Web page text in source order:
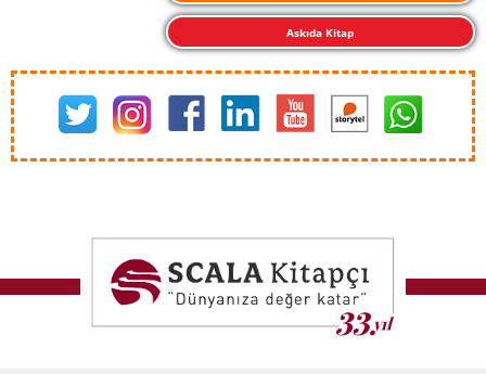
Askıda Kitap